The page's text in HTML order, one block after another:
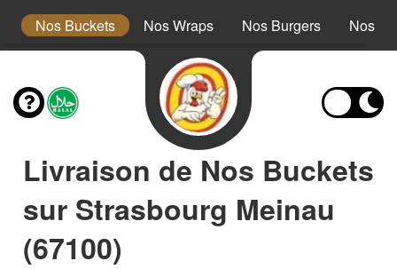
Nos Buckets Nos Wraps Nos Burgers Nos
Livraison de Nos Buckets
sur Strasbourg Meinau
(67100)